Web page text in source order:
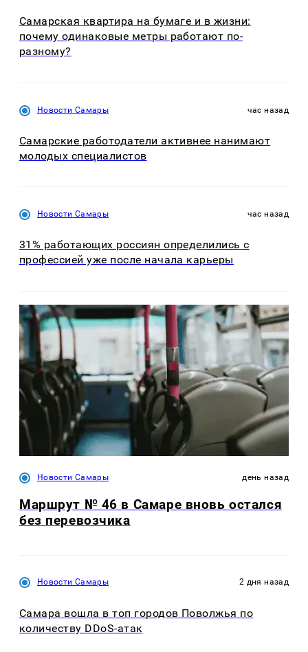
Самарская квартира на бумаге и в жизни:
почему одинаковые метры работают по-
разному?
Новости Самары час назад
Самарские работодатели активнее нанимают
молодых специалистов
Новости Самары час назад
31% работающих россиян определились с
профессией уже после начала карьеры
Новости Самары день назад
Маршрут № 46 в Самаре вновь остался
без перевозчика
Новости Самары 2 дня назад
Самара вошла в топ городов Поволжья по
количеству DDoS-атак